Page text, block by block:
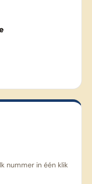
nummer in één klik